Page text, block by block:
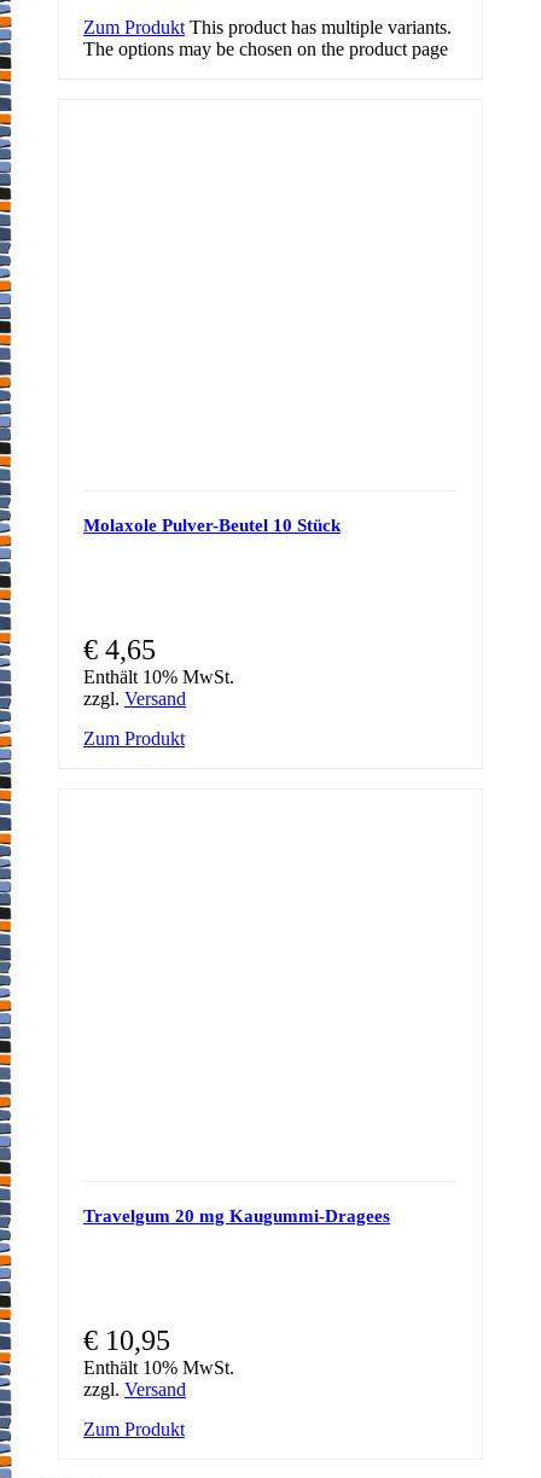
Zum Produkt This product has multiple variants.
The options may be chosen on the product page
Molaxole Pulver-Beutel 10 Stück
€ 4,65
Enthält 10% MwSt.
zzgl. Versand
Zum Produkt
Travelgum 20 mg Kaugummi-Dragees
€ 10,95
Enthält 10% MwSt.
zzgl. Versand
Zum Produkt